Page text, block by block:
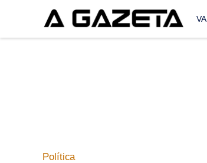
Política